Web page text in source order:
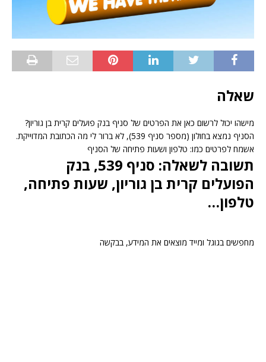
שאלה
מישהו יכול לרשום כאן את הפרטים של סניף בנק פועלים קרית בן גוריון?
הסניף נמצא בחולון (מספר סניף 539), לא ברור לי מה הכתובת המדוייקת.
אשמח לפרטים כמו: טלפון ושעות פתיחה של הסניף
תשובה לשאלה: סניף 539, בנק
הפועלים קרית בן גוריון, שעות פתיחה,
טלפון…
מחפשים בגוגל ומייד מוצאים את המידע, בבקשה